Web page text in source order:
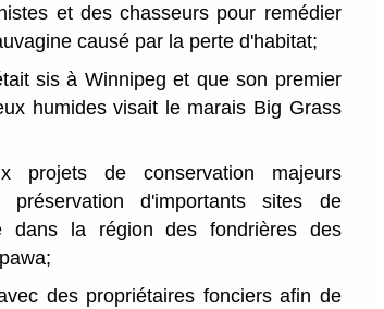
et des chasseurs pour remédier
causé par la perte d'habitat;
sis à Winnipeg et que son premier
humides visait le marais Big Grass
projets de conservation majeurs
d'importants sites de
dans la région des fondrières des
des propriétaires fonciers afin de